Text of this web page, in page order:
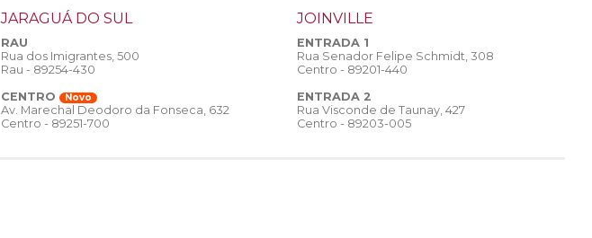
JARAGUÁ DO SUL
RAU
Rua dos Imigrantes, 500
Rau - 89254-430
CENTRO
Novo
Av. Marechal Deodoro da Fonseca, 632
Centro - 89251-700
JOINVILLE
ENTRADA 1
Rua Senador Felipe Schmidt, 308
Centro - 89201-440
ENTRADA 2
Rua Visconde de Taunay, 427
Centro - 89203-005